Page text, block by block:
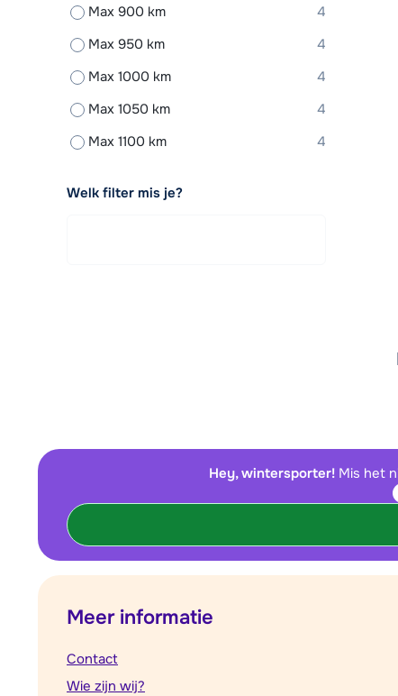
Max 900 km
4
Max 950 km
4
Max 1000 km
4
Max 1050 km
4
Max 1100 km
4
Welk filter mis je?
Hey, wintersporter! Mis het
Meer informatie
Contact
Wie zijn wij?